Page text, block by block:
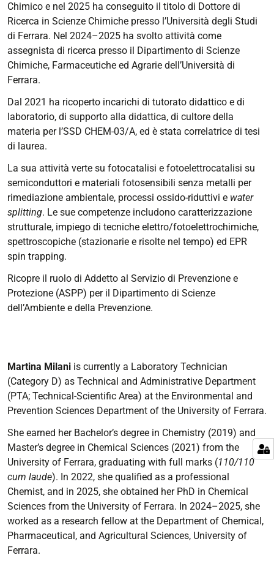
Chimico e nel 2025 ha conseguito il titolo di Dottore di
Ricerca in Scienze Chimiche presso l’Università degli Studi
di Ferrara. Nel 2024–2025 ha svolto attività come
assegnista di ricerca presso il Dipartimento di Scienze
Chimiche, Farmaceutiche ed Agrarie dell’Università di
Ferrara.
Dal 2021 ha ricoperto incarichi di tutorato didattico e di
laboratorio, di supporto alla didattica, di cultore della
materia per l’SSD CHEM-03/A, ed è stata correlatrice di tesi
di laurea.
La sua attività verte su fotocatalisi e fotoelettrocatalisi su
semiconduttori e materiali fotosensibili senza metalli per
rimediazione ambientale, processi ossido-riduttivi e water
splitting. Le sue competenze includono caratterizzazione
strutturale, impiego di tecniche elettro/fotoelettrochimiche,
spettroscopiche (stazionarie e risolte nel tempo) ed EPR
spin trapping.
Ricopre il ruolo di Addetto al Servizio di Prevenzione e
Protezione (ASPP) per il Dipartimento di Scienze
dell’Ambiente e della Prevenzione.
Martina Milani is currently a Laboratory Technician
(Category D) as Technical and Administrative Department
(PTA; Technical-Scientific Area) at the Environmental and
Prevention Sciences Department of the University of Ferrara.
She earned her Bachelor’s degree in Chemistry (2019) and
Master’s degree in Chemical Sciences (2021) from the
University of Ferrara, graduating with full marks (110/110
cum laude). In 2022, she qualified as a professional
Chemist, and in 2025, she obtained her PhD in Chemical
Sciences from the University of Ferrara. In 2024–2025, she
worked as a research fellow at the Department of Chemical,
Pharmaceutical, and Agricultural Sciences, University of
Ferrara.